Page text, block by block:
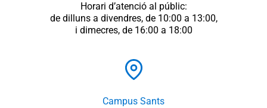
Horari d’atenció al públic:
de dilluns a divendres, de 10:00 a 13:00,
i dimecres, de 16:00 a 18:00
Campus Sants